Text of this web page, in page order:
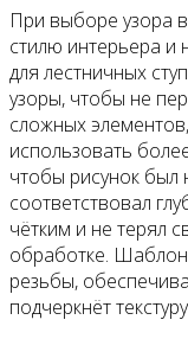
При выборе узора
стилю интерьера и
для лестничных
узоры, чтобы не
сложных
использовать
чтобы рисунок был
соответствовал
чётким и не терял
обработке.
резьбы,
подчеркнёт